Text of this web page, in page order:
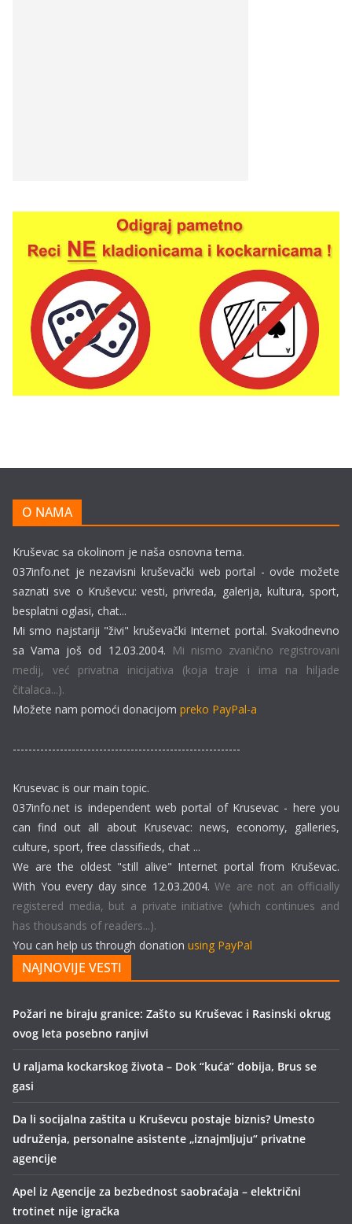
O NAMA
Kruševac sa okolinom je naša osnovna tema.
037info.net je nezavisni kruševački web portal - ovde možete
saznati sve o Kruševcu: vesti, privreda, galerija, kultura, sport,
besplatni oglasi, chat...
Mi smo najstariji "živi" kruševački Internet portal. Svakodnevno
sa Vama još od 12.03.2004. Mi nismo zvanično registrovani
medij, već privatna inicijativa (koja traje i ima na hiljade
čitalaca...).
Možete nam pomoći donacijom preko PayPal-a
----------------------------------------------------------
Krusevac is our main topic.
037info.net is independent web portal of Krusevac - here you
can find out all about Krusevac: news, economy, galleries,
culture, sport, free classifieds, chat ...
We are the oldest "still alive" Internet portal from Kruševac.
With You every day since 12.03.2004. We are not an officially
registered media, but a private initiative (which continues and
has thousands of readers...).
You can help us through donation using PayPal
NAJNOVIJE VESTI
Požari ne biraju granice: Zašto su Kruševac i Rasinski okrug
ovog leta posebno ranjivi
U raljama kockarskog života – Dok “kuća” dobija, Brus se
gasi
Da li socijalna zaštita u Kruševcu postaje biznis? Umesto
udruženja, personalne asistente „iznajmljuju“ privatne
agencije
Apel iz Agencije za bezbednost saobraćaja – električni
trotinet nije igračka